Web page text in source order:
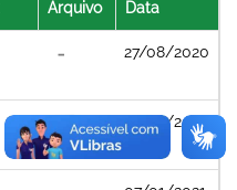
Arquivo Data
27/08/2020
07/01/2021